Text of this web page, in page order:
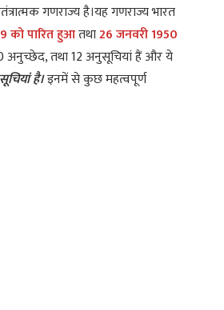
गणराज्य है।यह गणराज्य भारत
को पारित हुआतथा26 जनवरी 1950
अनुच्छेद, तथा 12 अनुसूचियां हैं और ये
है।इनमें से कुछ महत्वपूर्ण